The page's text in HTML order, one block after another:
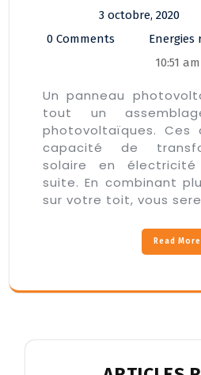
3 octobre, 2020
0 Comments
Energies
10:51 am
Un panneau
tout un
photovoltaïques. Ces
capacité de
solaire en
suite. En combinant
sur votre toit, vous
Read More